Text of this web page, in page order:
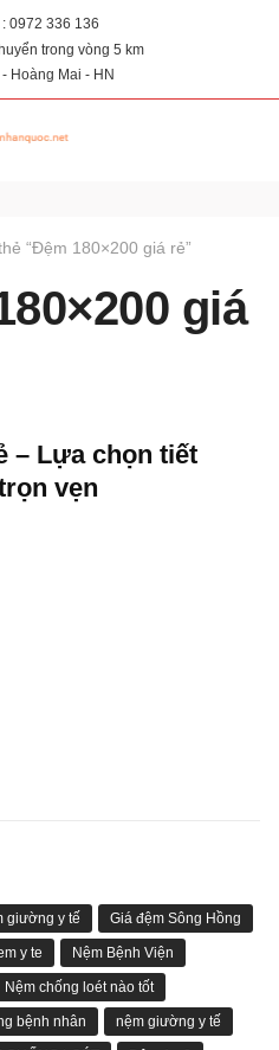
0972 336 136
trong vòng 5 km
Hoàng Mai - HN
“Đệm 180×200 giá rẻ”
giá
– Lựa chọn tiết
vẹn
giường y tế Giá đệm Sông Hồng
y te Nệm Bệnh Viện
Nệm chống loét nào tốt
bệnh nhân nệm giường y tế